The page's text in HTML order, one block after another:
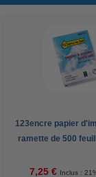
123encre papier
ramette de 500
7,25 € Inclus :